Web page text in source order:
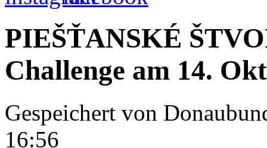
PIEŠŤANSKÉ
Challenge am 14.
Gespeichert von
16:56